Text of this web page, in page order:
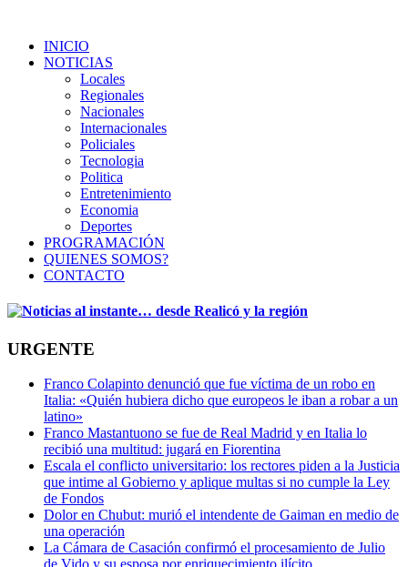
INICIO
NOTICIAS
Locales
Regionales
Nacionales
Internacionales
Policiales
Tecnologia
Politica
Entretenimiento
Economia
Deportes
PROGRAMACIÓN
QUIENES SOMOS?
CONTACTO
URGENTE
Franco Colapinto denunció que fue víctima de un robo en
Italia: «Quién hubiera dicho que europeos le iban a robar a un
latino»
Franco Mastantuono se fue de Real Madrid y en Italia lo
recibió una multitud: jugará en Fiorentina
Escala el conflicto universitario: los rectores piden a la Justicia
que intime al Gobierno y aplique multas si no cumple la Ley
de Fondos
Dolor en Chubut: murió el intendente de Gaiman en medio de
una operación
La Cámara de Casación confirmó el procesamiento de Julio